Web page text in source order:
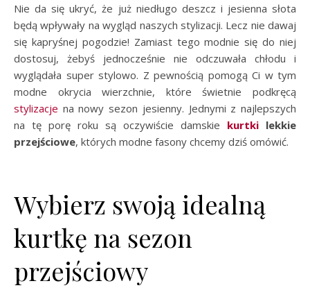
Nie da się ukryć, że już niedługo deszcz i jesienna słota
będą wpływały na wygląd naszych stylizacji. Lecz nie dawaj
się kapryśnej pogodzie! Zamiast tego modnie się do niej
dostosuj, żebyś jednocześnie nie odczuwała chłodu i
wyglądała super stylowo. Z pewnością pomogą Ci w tym
modne okrycia wierzchnie, które świetnie podkręcą
stylizacje na nowy sezon jesienny. Jednymi z najlepszych
na tę porę roku są oczywiście damskie kurtki lekkie
przejściowe, których modne fasony chcemy dziś omówić.
Wybierz swoją idealną
kurtkę na sezon
przejściowy